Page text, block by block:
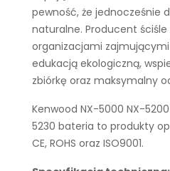
pewność, że jednocześnie
naturalne. Producent ściśle
organizacjami
edukacją ekologiczną,
zbiórkę oraz maksymalny
Kenwood NX-5000 NX-
5230 bateria to produkty
CE, ROHS oraz ISO9001.